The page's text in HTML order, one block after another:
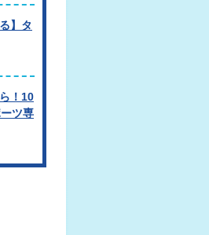
】タ
！10
ツ専